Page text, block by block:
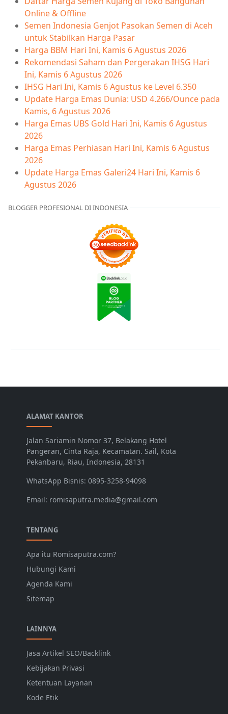
Online & Offline
Semen Indonesia Genjot Pasokan Semen di Aceh
untuk Stabilkan Harga Pasar
Harga BBM Hari Ini, Kamis 6 Agustus 2026
Rekomendasi Saham dan Pergerakan IHSG Hari
Ini, Kamis 6 Agustus 2026
IHSG Hari Ini, Kamis 6 Agustus ke Level 6.350
Update Harga Emas Dunia: USD 4.266/Ounce pada
Kamis, 6 Agustus 2026
Harga Emas UBS Gold Hari Ini, Kamis 6 Agustus
2026
Harga Emas Perhiasan Hari Ini, Kamis 6 Agustus
2026
Update Harga Emas Galeri24 Hari Ini, Kamis 6
Agustus 2026
BLOGGER PROFESIONAL DI INDONESIA
ALAMAT KANTOR
Jalan Sariamin Nomor 37, Belakang Hotel
Pangeran, Cinta Raja, Kecamatan. Sail, Kota
Pekanbaru, Riau, Indonesia, 28131
WhatsApp Bisnis: 0895-3258-94098
Email: romisaputra.media@gmail.com
TENTANG
Apa itu Romisaputra.com?
Hubungi Kami
Agenda Kami
Sitemap
LAINNYA
Jasa Artikel SEO/Backlink
Kebijakan Privasi
Ketentuan Layanan
Kode Etik